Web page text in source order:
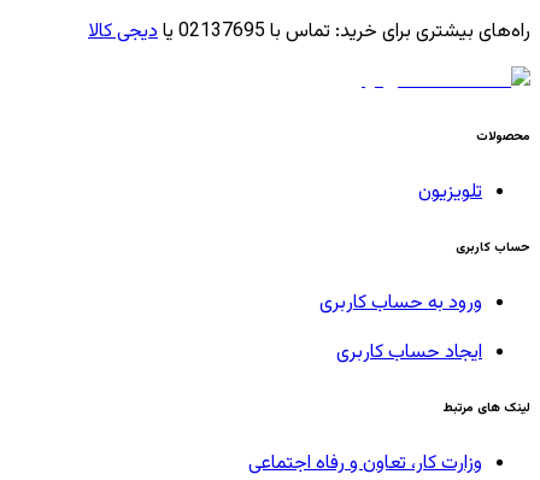
راه‌های بیشتری برای خرید: تماس با 02137695 یا دیجی کالا
محصولات
تلویزیون
حساب کاربری
ورود به حساب کاربری
ایجاد حساب کاربری
لینک های مرتبط
وزارت کار، تعاون و رفاه اجتماعی